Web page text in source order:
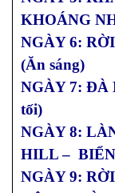
KHOÁNG
NGÀY 6:
(Ăn sáng)
NGÀY 7: ĐÀ
tối)
NGÀY 8:
HILL – BIỂN
NGÀY 9: